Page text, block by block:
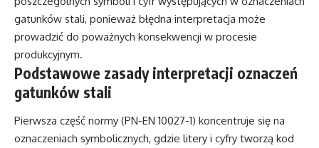
gatunków stali, ponieważ błędna interpretacja może
prowadzić do poważnych konsekwencji w procesie
produkcyjnym.
Podstawowe zasady interpretacji oznaczeń
gatunków stali
Pierwsza część normy (PN-EN 10027-1) koncentruje się na
oznaczeniach symbolicznych, gdzie litery i cyfry tworzą kod